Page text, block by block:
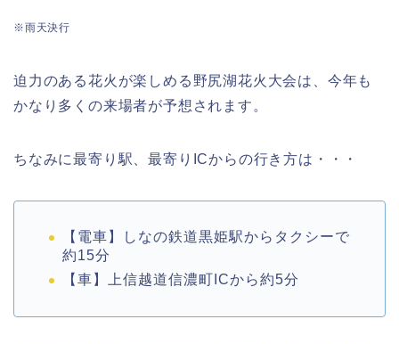
※雨天決行
迫力のある花火が楽しめる野尻湖花火大会は、今年も
かなり多くの来場者が予想されます。
ちなみに最寄り駅、最寄りICからの行き方は・・・
【電車】しなの鉄道黒姫駅からタクシーで
約15分
【車】上信越道信濃町ICから約5分